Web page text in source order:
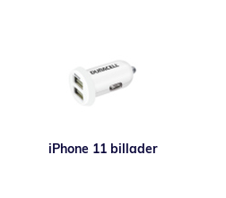
iPhone 11 billader